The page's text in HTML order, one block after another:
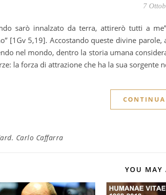
7
[1Gv 5,19]. Accostando queste divine
nel mondo, dentro la storia umana
la forza di attrazione che ha la sua sorgente
CONTINUA
Carlo Caffarra
YOU MAY